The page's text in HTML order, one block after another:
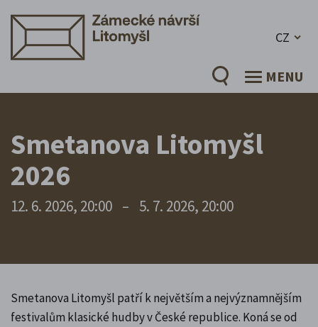
CZ
MENU
Smetanova Litomyšl
2026
12. 6. 2026, 20:00 – 5. 7. 2026, 20:00
Smetanova Litomyšl patří k největším a nejvýznamnějším
festivalům klasické hudby v České republice. Koná se od